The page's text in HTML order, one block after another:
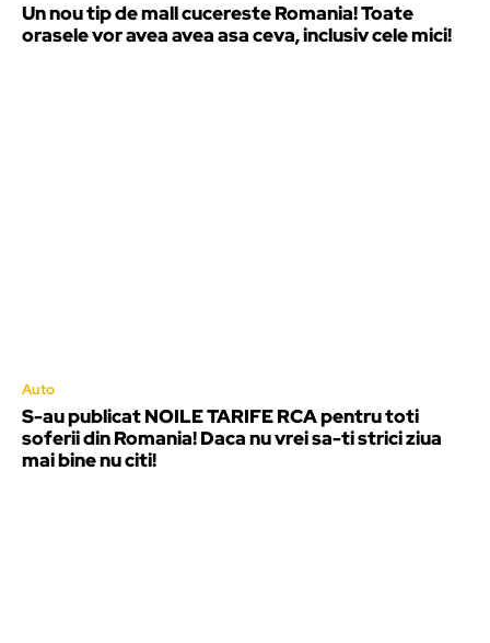
Un nou tip de mall cucereste Romania! Toate
orasele vor avea avea asa ceva, inclusiv cele mici!
Auto
S-au publicat NOILE TARIFE RCA pentru toti
soferii din Romania! Daca nu vrei sa-ti strici ziua
mai bine nu citi!